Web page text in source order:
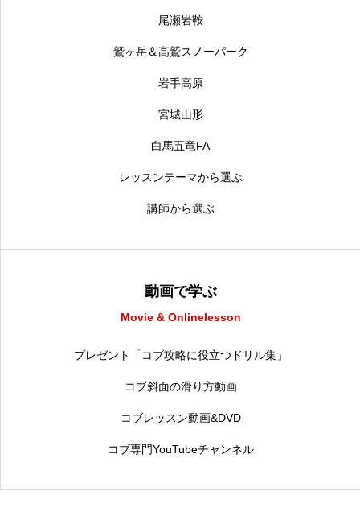
尾瀬岩鞍
鷲ヶ岳＆高鷲スノーパーク
岩手高原
宮城山形
白馬五竜FA
レッスンテーマから選ぶ
講師から選ぶ
動画で学ぶ
Movie & Onlinelesson
プレゼント「コブ攻略に役立つドリル集」
コブ斜面の滑り方動画
コブレッスン動画&DVD
コブ専門YouTubeチャンネル